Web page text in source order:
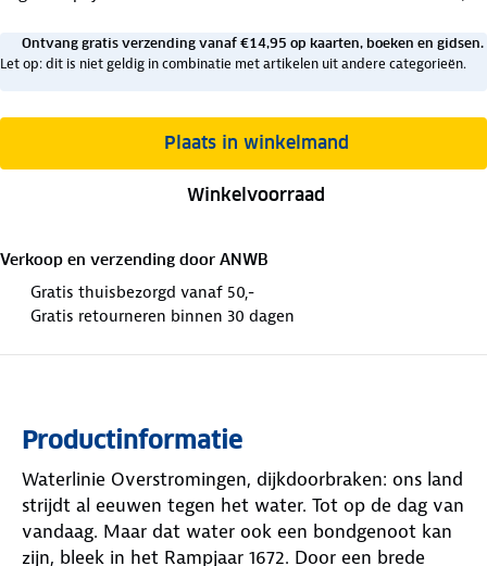
Ontvang gratis verzending vanaf €14,95 op kaarten, boeken en gidsen.
Let op: dit is niet geldig in combinatie met artikelen uit andere categorieën.
Plaats in winkelmand
Winkelvoorraad
Verkoop en verzending door ANWB
Gratis thuisbezorgd vanaf 50,-
Gratis retourneren binnen 30 dagen
Productinformatie
Waterlinie Overstromingen, dijkdoorbraken: ons land
strijdt al eeuwen tegen het water. Tot op de dag van
vandaag. Maar dat water ook een bondgenoot kan
zijn, bleek in het Rampjaar 1672. Door een brede